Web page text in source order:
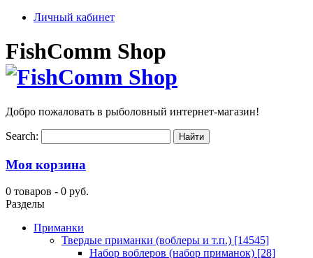
Личный кабинет
FishComm Shop
Добро пожаловать в рыболовный интернет-магазин!
Search:
Моя корзина
0 товаров - 0 руб.
Разделы
Приманки
Твердые приманки (воблеры и т.п.) [14545]
Набор воблеров (набор приманок) [28]